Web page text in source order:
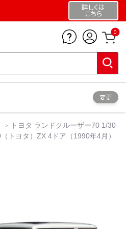
詳しくは
こちら
0
変更
トヨタ ランドクルーザー70 1/30
トヨタ）ZX 4ドア（1990年4月）